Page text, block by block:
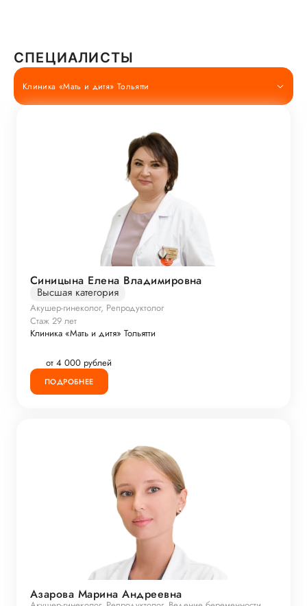
СПЕЦИАЛИСТЫ
Клиника «Мать и дитя» Тольятти
Синицына Елена Владимировна
Высшая категория
Акушер-гинеколог, Репродуктолог
Стаж 29 лет
Клиника «Мать и дитя» Тольятти
от 4 000 рублей
ПОДРОБНЕЕ
Азарова Марина Андреевна